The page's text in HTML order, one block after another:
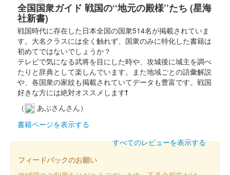
全国国衆ガイド 戦国の‘‘地元の殿様’’たち (星海
社新書)
戦国時代に存在した日本全国の国衆514名が掲載されていま
す。大名クラスには全く触れず、国衆のみに特化した書籍は
初めてではないでしょうか？
テレビで気になる武将を目にした時や、攻城後に城主を調べ
たりと辞典として楽しんでいます。また地域ごとの語彙解説
や、各国衆の家紋も掲載されていてデータも豊富です。戦国
好きな方には絶対オススメします❗
（
あぶさんさん）
書籍ページを表示する
すべてのレビューを表示する
フィードバックのお願い